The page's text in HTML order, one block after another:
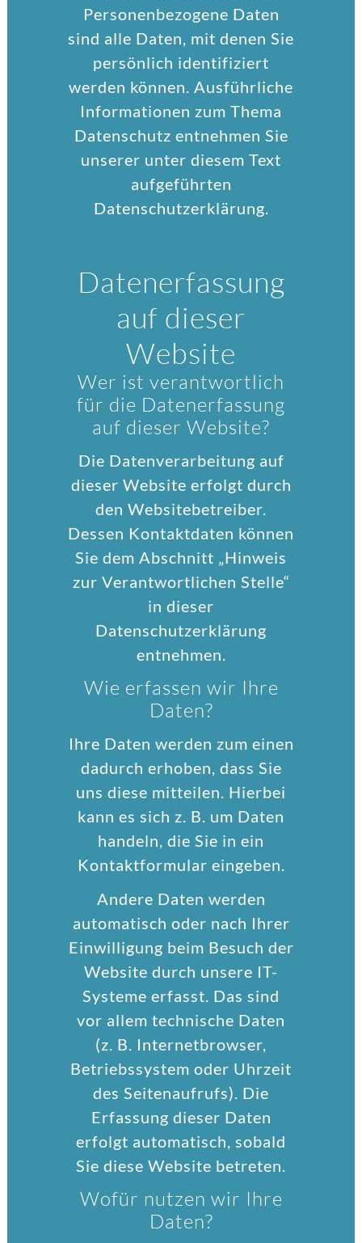
Personenbezogene Daten
sind alle Daten, mit denen Sie
persönlich identifiziert
werden können. Ausführliche
Informationen zum Thema
Datenschutz entnehmen Sie
unserer unter diesem Text
aufgeführten
Datenschutzerklärung.
Datenerfassung
auf dieser
Website
Wer ist verantwortlich
für die Datenerfassung
auf dieser Website?
Die Datenverarbeitung auf
dieser Website erfolgt durch
den Websitebetreiber.
Dessen Kontaktdaten können
Sie dem Abschnitt „Hinweis
zur Verantwortlichen Stelle“
in dieser
Datenschutzerklärung
entnehmen.
Wie erfassen wir Ihre
Daten?
Ihre Daten werden zum einen
dadurch erhoben, dass Sie
uns diese mitteilen. Hierbei
kann es sich z. B. um Daten
handeln, die Sie in ein
Kontaktformular eingeben.
Andere Daten werden
automatisch oder nach Ihrer
Einwilligung beim Besuch der
Website durch unsere IT-
Systeme erfasst. Das sind
vor allem technische Daten
(z. B. Internetbrowser,
Betriebssystem oder Uhrzeit
des Seitenaufrufs). Die
Erfassung dieser Daten
erfolgt automatisch, sobald
Sie diese Website betreten.
Wofür nutzen wir Ihre
Daten?